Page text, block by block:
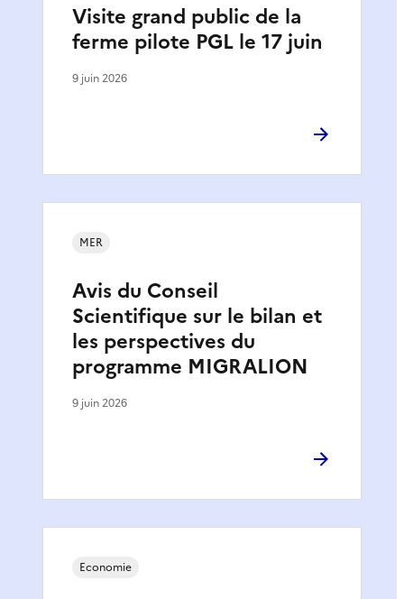
Visite grand public de la
ferme pilote PGL le 17 juin
9 juin 2026
Avis du Conseil
Scientifique sur le bilan et
les perspectives du
programme MIGRALION
MER
9 juin 2026
Economie